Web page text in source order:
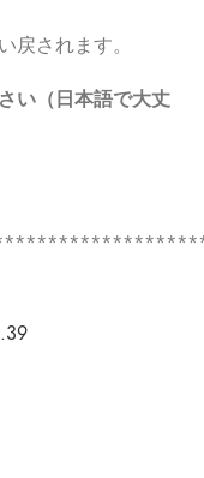
戻されます。
い（日本語で大丈